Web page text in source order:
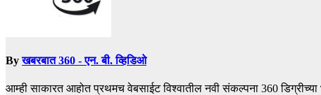
Byखबरबात 360 - एन. बी. व्हिडिओ
आम्ही साकारत आहोत प्रथमच वेबसाईट विश्वातील नवी संकल्पना 360